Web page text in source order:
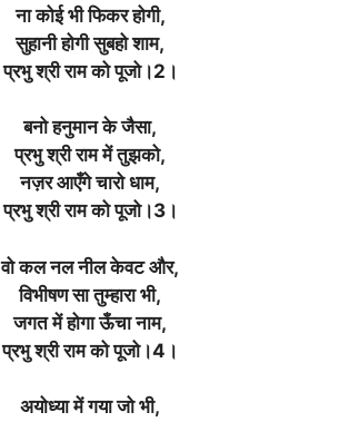
ना कोई भी फिकर होगी,
सुहानी होगी सुबहो शाम,
प्रभु श्री राम को पूजो।2।
बनो हनुमान के जैसा,
प्रभु श्री राम में तुझको,
नज़र आएँगे चारो धाम,
प्रभु श्री राम को पूजो।3।
वो कल नल नील केवट और,
विभीषण सा तुम्हारा भी,
जगत में होगा ऊँचा नाम,
प्रभु श्री राम को पूजो।4।
अयोध्या में गया जो भी,